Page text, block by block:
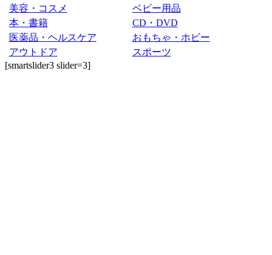
美容・コスメ
ベビー用品
本・書籍
CD・DVD
医薬品・ヘルスケア
おもちゃ・ホビー
アウトドア
スポーツ
[smartslider3 slider=3]